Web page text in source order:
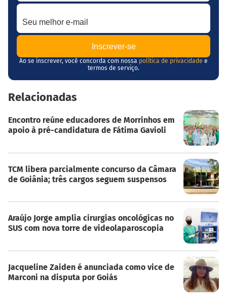
Seu melhor e-mail
Ao se inscrever, você concorda com nossa política de privacidade e
termos de serviço.
Relacionadas
Encontro reúne educadores de Morrinhos em
apoio à pré-candidatura de Fátima Gavioli
TCM libera parcialmente concurso da Câmara
de Goiânia; três cargos seguem suspensos
Araújo Jorge amplia cirurgias oncológicas no
SUS com nova torre de videolaparoscopia
Jacqueline Zaiden é anunciada como vice de
Marconi na disputa por Goiás